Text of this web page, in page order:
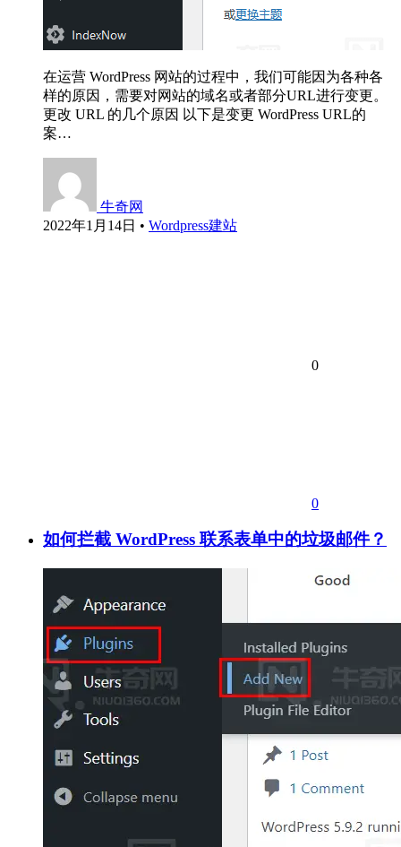
在运营 WordPress 网站的过程中，我们可能因为各种各
样的原因，需要对网站的域名或者部分URL进行变更。
更改 URL 的几个原因 以下是变更 WordPress URL的
案…
牛奇网
2022年1月14日 • Wordpress建站
0
0
如何拦截 WordPress 联系表单中的垃圾邮件？